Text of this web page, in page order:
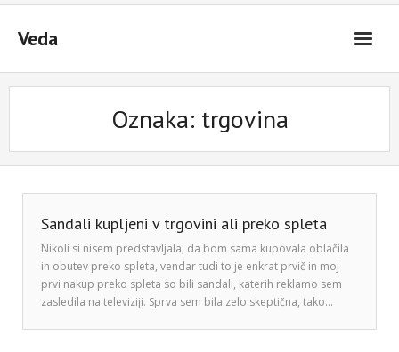
Skip
contentVeda
Oznaka: trgovina
Sandali kupljeni v trgovini ali preko spleta
Nikoli si nisem predstavljala, da bom sama kupovala oblačila
in obutev preko spleta, vendar tudi to je enkrat prvič in moj
prvi nakup preko spleta so bili sandali, katerih reklamo sem
zasledila na televiziji. Sprva sem bila zelo skeptična, tako…